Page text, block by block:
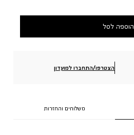
הוספה לסל
הצטרפו/התחברו למועדון
משלוחים והחזרות